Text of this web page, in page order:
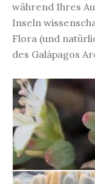
während Ihres
Inseln
Flora (und
des Galápagos